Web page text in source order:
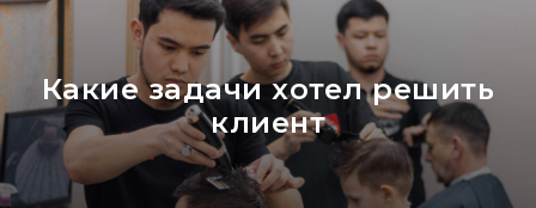
Какие задачи хотел решить
клиент